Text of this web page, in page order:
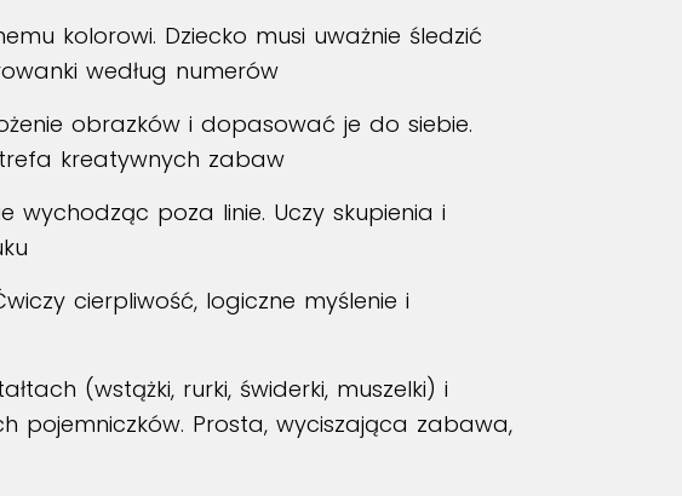
kolorowi. Dziecko musi uważnie śledzić
według numerów
obrazków i dopasować je do siebie.
kreatywnych zabaw
wychodząc poza linie. Uczy skupienia i
cierpliwość, logiczne myślenie i
(wstążki, rurki, świderki, muszelki) i
pojemniczków. Prosta, wyciszająca zabawa,